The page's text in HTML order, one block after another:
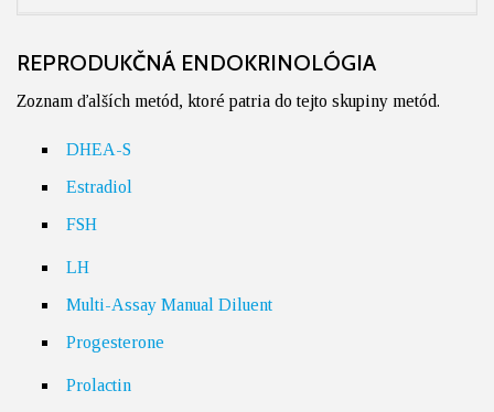
REPRODUKČNÁ ENDOKRINOLÓGIA
Zoznam ďalších metód, ktoré patria do tejto skupiny metód.
DHEA-S
Estradiol
FSH
LH
Multi-Assay Manual Diluent
Progesterone
Prolactin